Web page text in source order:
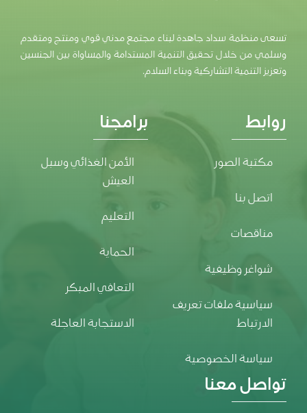
تسعى منظمة سداد جاهدة لبناء مجتمع مدني قوي ومنتج ومتقدم
روابط
مكتبة الصور
اتصل بنا
مناقصات
شواغر وظيفية
الارتباط
سياسة الخصوصية
برامجنا
العيش
التعليم
الحماية
التعافي المبكر